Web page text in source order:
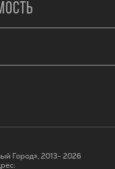
Город», 2013- 2026